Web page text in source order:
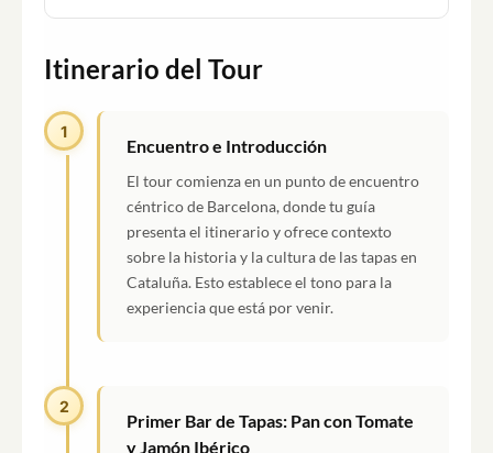
Itinerario del Tour
1
Encuentro e Introducción
El tour comienza en un punto de encuentro
céntrico de Barcelona, donde tu guía
presenta el itinerario y ofrece contexto
sobre la historia y la cultura de las tapas en
Cataluña. Esto establece el tono para la
experiencia que está por venir.
2
Primer Bar de Tapas: Pan con Tomate
y Jamón Ibérico